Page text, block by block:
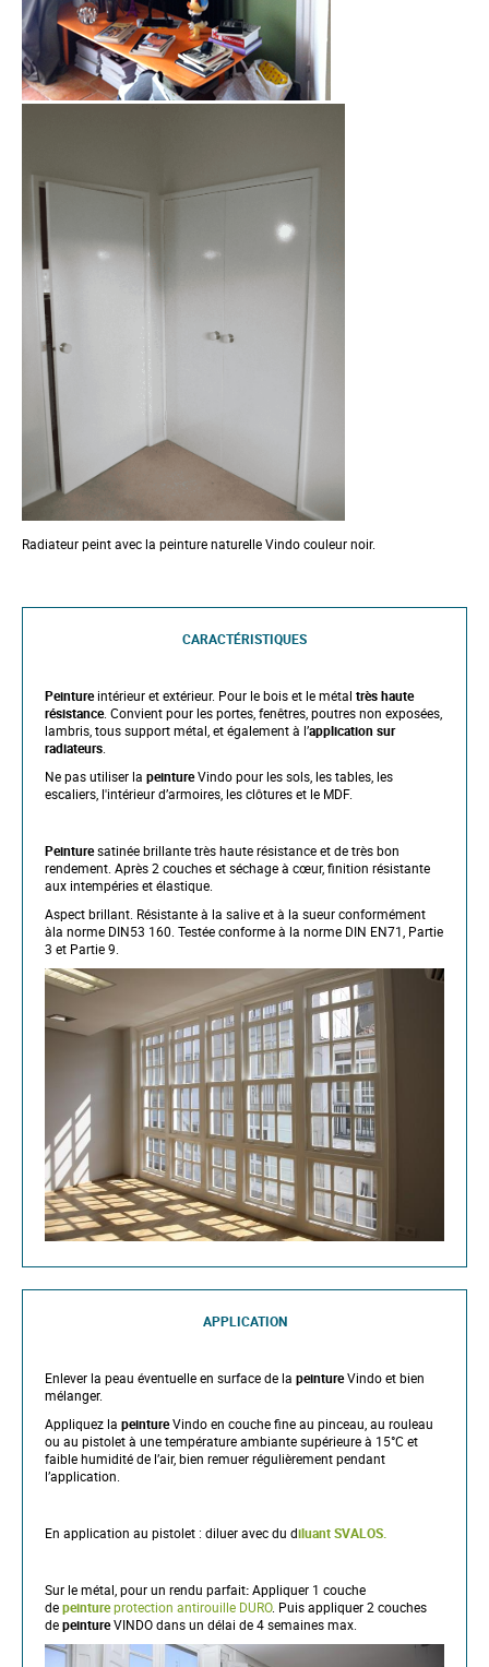
Radiateur peint avec la peinture naturelle Vindo couleur noir.
CARACTÉRISTIQUES
Peinture intérieur et extérieur. Pour le bois et le métal très haute
résistance. Convient pour les portes, fenêtres, poutres non exposées,
lambris, tous support métal, et également à l’application sur
radiateurs
Ne pas utiliser la peintureVindo pour les sols, les tables, les
escaliers, l'intérieur d’armoires, les clôtures et le MDF.
Peinturesatinée brillante très haute résistance et de très bon
rendement. Après 2 couches et séchage à cœur, finition résistante
aux intempéries et élastique.
Aspect brillant. Résistante à la salive et à la sueur conformément
àla norme DIN53 160. Testée conforme à la norme DIN EN71, Partie
3 et Partie 9.
APPLICATION
Enlever la peau éventuelle en surface de la peintureVindo et bien
mélanger.
Appliquez la peintureVindo en couche fine au pinceau, au rouleau
ou au pistolet à une température ambiante supérieure à 15°C et
faible humidité de l’air, bien remuer régulièrement pendant
l’application.
En application au pistolet : diluer avec du diluant SVALOS.
Sur le métal, pour un rendu parfait:Appliquer 1 couche
depeintureprotection antirouille DURO. Puis appliquer 2 couches
depeintureVINDO dans un délai de 4 semaines max.